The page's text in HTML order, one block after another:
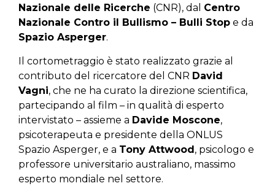
Nazionale delle Ricerche (CNR), dal Centro
Nazionale Contro il Bullismo – Bulli Stop e da
Spazio Asperger.
Il cortometraggio è stato realizzato grazie al
contributo del ricercatore del CNR David
Vagni, che ne ha curato la direzione scientifica,
partecipando al film – in qualità di esperto
intervistato – assieme a Davide Moscone,
psicoterapeuta e presidente della ONLUS
Spazio Asperger, e a Tony Attwood, psicologo e
professore universitario australiano, massimo
esperto mondiale nel settore.